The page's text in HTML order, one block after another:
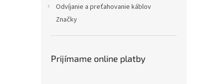
Odvíjanie a preťahovanie káblov
Značky
Prijímame online platby